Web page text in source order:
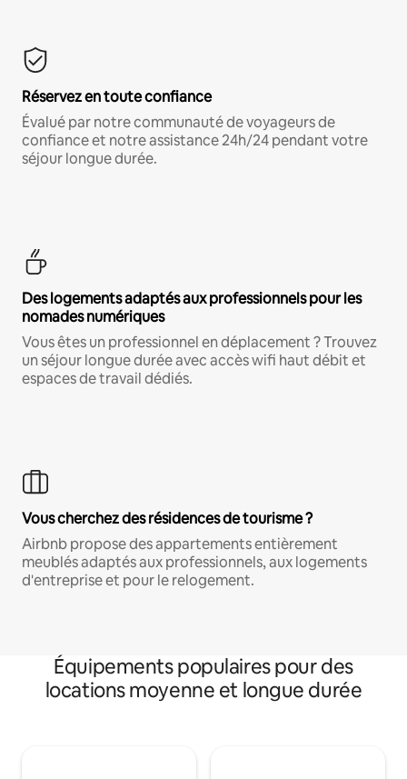
Réservez en toute confiance
Évalué par notre communauté de voyageurs de
confiance et notre assistance 24h/24 pendant votre
séjour longue durée.
Des logements adaptés aux professionnels pour les
nomades numériques
Vous êtes un professionnel en déplacement ? Trouvez
un séjour longue durée avec accès wifi haut débit et
espaces de travail dédiés.
Vous cherchez des résidences de tourisme ?
Airbnb propose des appartements entièrement
meublés adaptés aux professionnels, aux logements
d'entreprise et pour le relogement.
Équipements populaires pour des
locations moyenne et longue durée